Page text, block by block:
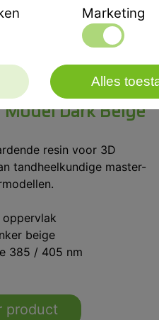
Model Dark Beige
resin voor 3D
tandheelkundige master-
beige
385 / 405 nm
product
Marketing
Alles